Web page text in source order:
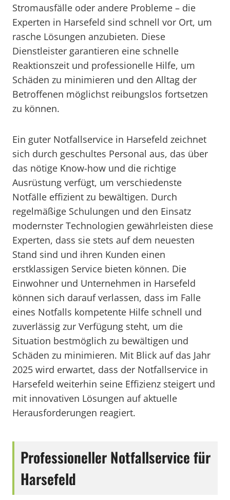
Stromausfälle oder andere Probleme – die
Experten in Harsefeld sind schnell vor Ort, um
rasche Lösungen anzubieten. Diese
Dienstleister garantieren eine schnelle
Reaktionszeit und professionelle Hilfe, um
Schäden zu minimieren und den Alltag der
Betroffenen möglichst reibungslos fortsetzen
zu können.
Ein guter Notfallservice in Harsefeld zeichnet
sich durch geschultes Personal aus, das über
das nötige Know-how und die richtige
Ausrüstung verfügt, um verschiedenste
Notfälle effizient zu bewältigen. Durch
regelmäßige Schulungen und den Einsatz
modernster Technologien gewährleisten diese
Experten, dass sie stets auf dem neuesten
Stand sind und ihren Kunden einen
erstklassigen Service bieten können. Die
Einwohner und Unternehmen in Harsefeld
können sich darauf verlassen, dass im Falle
eines Notfalls kompetente Hilfe schnell und
zuverlässig zur Verfügung steht, um die
Situation bestmöglich zu bewältigen und
Schäden zu minimieren. Mit Blick auf das Jahr
2025 wird erwartet, dass der Notfallservice in
Harsefeld weiterhin seine Effizienz steigert und
mit innovativen Lösungen auf aktuelle
Herausforderungen reagiert.
Professioneller Notfallservice für
Harsefeld